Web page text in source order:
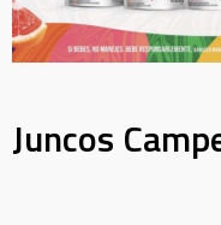
Juncos